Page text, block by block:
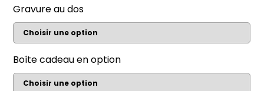
Gravure au dos
Boîte cadeau en option